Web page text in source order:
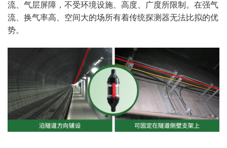
流、气层屏障，不受环境设施、高度、广度所限制。在强气
流、换气率高、空间大的场所有着传统探测器无法比拟的优
势。